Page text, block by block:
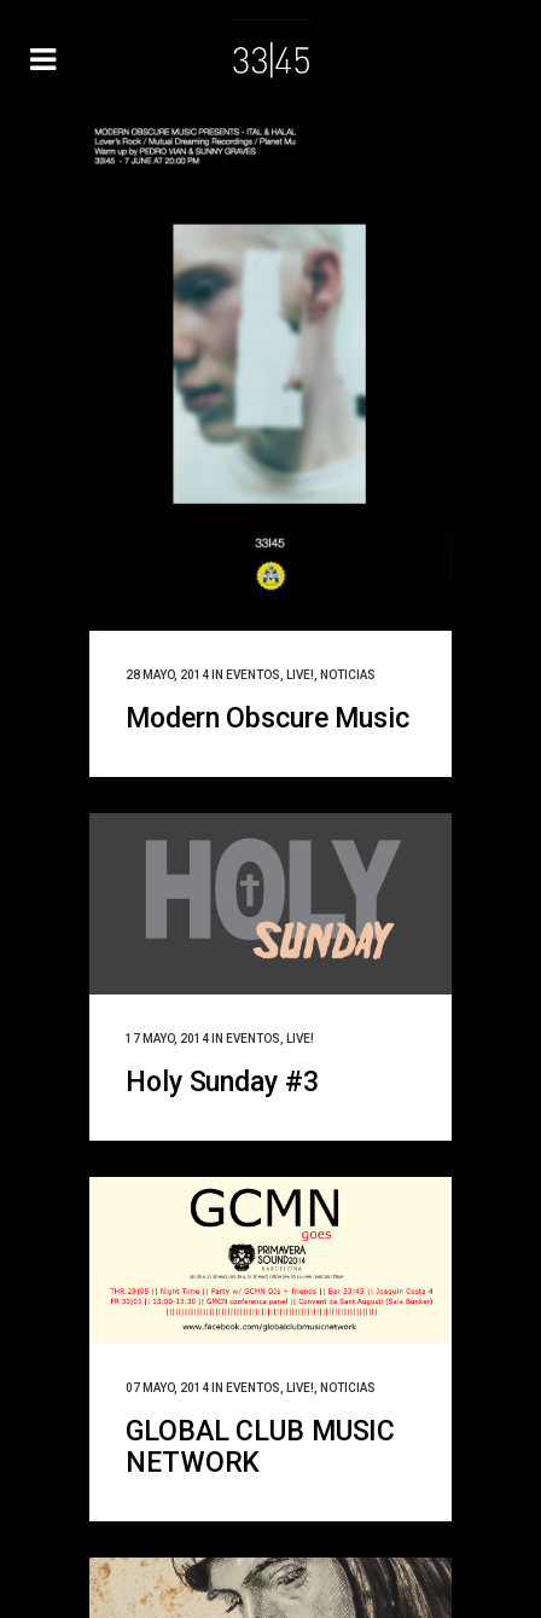
28 MAYO, 2014 IN EVENTOS LIVE! NOTICIAS
Modern Obscure Music
17 MAYO, 2014 IN EVENTOS, LIVE!
Holy Sunday #3
07 MAYO, 2014 IN EVENTOS LIVE! NOTICIAS
GLOBAL CLUB MUSIC
NETWORK